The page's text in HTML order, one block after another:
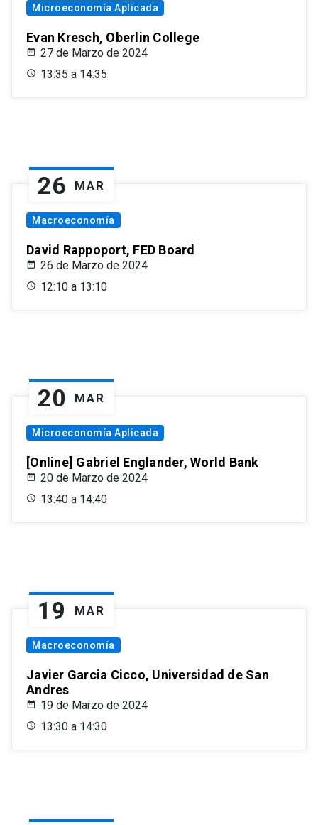
Microeconomía Aplicada
Evan Kresch, Oberlin College
27 de Marzo de 2024
13:35 a 14:35
26 MAR
Macroeconomía
David Rappoport, FED Board
26 de Marzo de 2024
12:10 a 13:10
20 MAR
Microeconomía Aplicada
[Online] Gabriel Englander, World Bank
20 de Marzo de 2024
13:40 a 14:40
19 MAR
Macroeconomía
Javier Garcia Cicco, Universidad de San
Andres
19 de Marzo de 2024
13:30 a 14:30